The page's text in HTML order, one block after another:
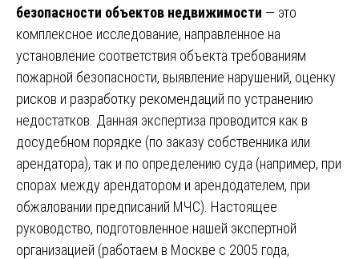
безопасности объектов недвижимости — это
комплексное исследование, направленное на
установление соответствия объекта требованиям
пожарной безопасности, выявление нарушений, оценку
рисков и разработку рекомендаций по устранению
недостатков. Данная экспертиза проводится как в
досудебном порядке (по заказу собственника или
арендатора), так и по определению суда (например, при
спорах между арендатором и арендодателем, при
обжаловании предписаний МЧС). Настоящее
руководство, подготовленное нашей экспертной
организацией (работаем в Москве с 2005 года,